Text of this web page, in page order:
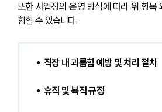
또한 사업장의 운영 방식에 따라 위 항목
함할 수 있습니다.
•  직장 내 괴롭힘 예방 및 처리 절차
•  휴직 및 복직 규정